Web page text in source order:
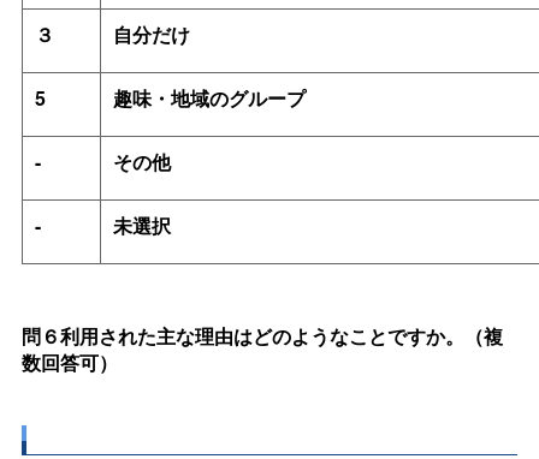
３ 自分だけ
5 趣味・地域のグループ
- その他
- 未選択
問６利用された主な理由はどのようなことですか。（複
数回答可）